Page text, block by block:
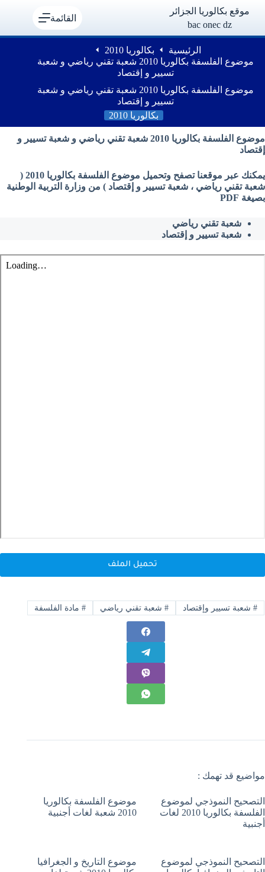
موقع بكالوريا الجزائر
bac onec dz
القائمة
الرئيسية
بكالوريا 2010
موضوع الفلسفة بكالوريا 2010 شعبة تقني رياضي و شعبة
تسيير و إقتصاد
موضوع الفلسفة بكالوريا 2010 شعبة تقني رياضي و شعبة
تسيير و إقتصاد
بكالوريا 2010
موضوع الفلسفة بكالوريا 2010 شعبة تقني رياضي و شعبة تسيير و
إقتصاد
يمكنك عبر موقعنا تصفح وتحميل موضوع الفلسفة بكالوريا 2010 (
شعبة تقني رياضي ، شعبة تسيير و إقتصاد ) من وزارة التربية الوطنية
بصيغة PDF
شعبة تقني رياضي
شعبة تسيير و إقتصاد
تحميل الملف
# شعبة تسيير وإقتصاد # شعبة تقني رياضي #مادة الفلسفة
مواضيع قد تهمك :
التصحيح النموذجي لموضوع
الفلسفة بكالوريا 2010 لغات
أجنبية
موضوع الفلسفة بكالوريا
2010 شعبة لغات أجنبية
التصحيح النموذجي لموضوع
موضوع التاريخ و الجغرافيا